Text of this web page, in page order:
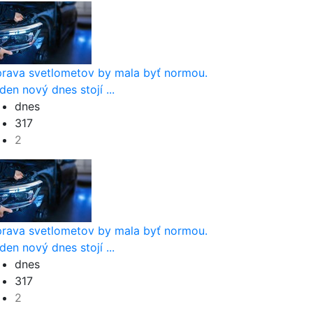
svetlometov by mala byť normou.
nový dnes stojí ...
dnes
317
2
svetlometov by mala byť normou.
nový dnes stojí ...
dnes
317
2